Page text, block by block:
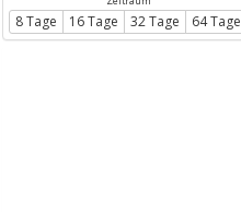
8 Tage 16 Tage 32 Tage 64 Tage